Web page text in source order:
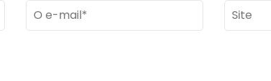
Email * Site